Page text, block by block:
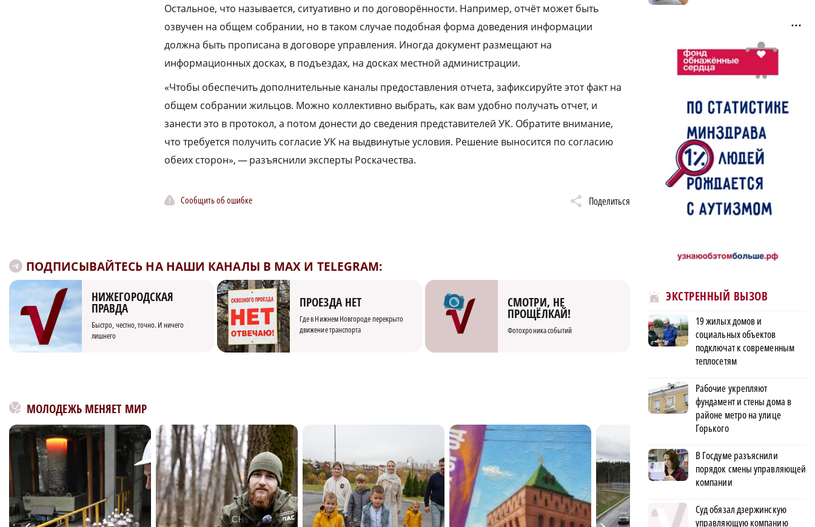
Остальное, что называется, ситуативно и по договорённости. Например, отчёт может быть
озвучен на общем собрании, но в таком случае подобная форма доведения информации
должна быть прописана в договоре управления. Иногда документ размещают на
информационных досках, в подъездах, на досках местной администрации.
«Чтобы обеспечить дополнительные каналы предоставления отчета, зафиксируйте этот факт на
общем собрании жильцов. Можно коллективно выбрать, как вам удобно получать отчет, и
занести это в протокол, а потом донести до сведения представителей УК. Обратите внимание,
что требуется получить согласие УК на выдвинутые условия. Решение выносится по согласию
обеих сторон», — разъяснили эксперты Роскачества.
Сообщить об ошибке Поделиться
ПОДПИСЫВАЙТЕСЬ НА НАШИ КАНАЛЫ В MAX И TELEGRAM:
НИЖЕГОРОДСКАЯ
ПРАВДА
Быстро, честно, точно. И ничего
лишнего
ПРОЕЗДА НЕТ
Где в Нижнем Новгороде перекрыто
движение транспорта
СМОТРИ, НЕ
ПРОЩЁЛКАЙ!
Фотохроника событий
МОЛОДЕЖЬ МЕНЯЕТ МИР
ЭКСТРЕННЫЙ ВЫЗОВ
19 жилых домов и
социальных объектов
подключат к современным
теплосетям
Рабочие укрепляют
фундамент и стены дома в
районе метро на улице
Горького
В Госдуме разъяснили
порядок смены управляющей
компании
Суд обязал дзержинскую
управляющую компанию